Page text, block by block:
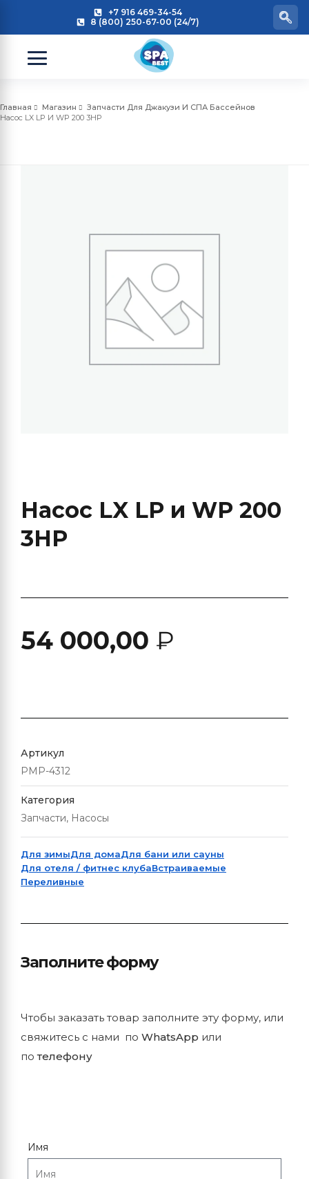
+7 916 469-34-54
8 (800) 250-67-00 (24/7)
Главная Магазин
Запчасти Для Джакузи И СПА Бассейнов
Насос LX LP И WP 200 3HP
Насос LX LP и WP 200
3HP
54 000,00 ₽
Артикул
PMP-4312
Категория
Запчасти, Насосы
Для зимыДля домаДля бани или сауны
Для отеля / фитнес клубаВстраиваемые
Переливные
Заполните форму
Чтобы заказать товар заполните эту форму, или
свяжитесь с нами по WhatsApp или
потелефону
Имя